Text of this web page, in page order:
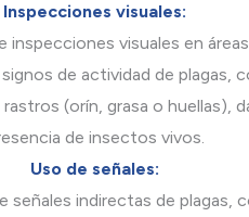
Inspecciones visuales:
inspecciones visuales en
de actividad de plagas,
(orín, grasa o huellas),
de insectos vivos.
Uso de señales:
señales indirectas de plagas,